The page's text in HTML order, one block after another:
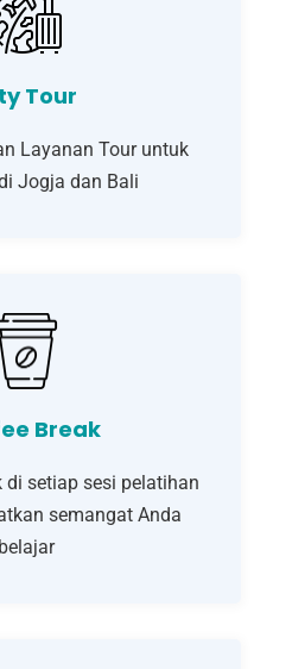
Tour
Layanan Tour untuk
Jogja dan Bali
Break
di setiap sesi pelatihan
semangat Anda
belajar